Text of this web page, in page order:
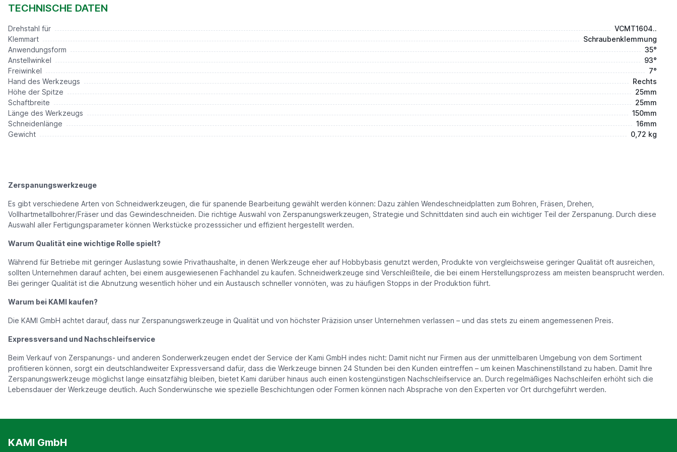
Preis auf Anfrage*
TECHNISCHE DATEN
Drehstahl für
VCMT1604..
Klemmart
Schraubenklemmung
Anwendungsform
35°
Anstellwinkel
93°
Freiwinkel
7°
Hand des Werkzeugs
Rechts
Höhe der Spitze
25mm
Schaftbreite
25mm
Länge des Werkzeugs
150mm
Schneidenlänge
16mm
Gewicht
0,72 kg
Zerspanungswerkzeuge
Es gibt verschiedene Arten von Schneidwerkzeugen, die für spanende Bearbeitung gewählt werden können: Dazu zählen Wendeschneidplatten zum Bohren, Fräsen, Drehen,
Vollhartmetallbohrer/Fräser und das Gewindeschneiden. Die richtige Auswahl von Zerspanungswerkzeugen, Strategie und Schnittdaten sind auch ein wichtiger Teil der Zerspanung. Durch diese
Auswahl aller Fertigungsparameter können Werkstücke prozesssicher und effizient hergestellt werden.
Warum Qualität eine wichtige Rolle spielt?
Während für Betriebe mit geringer Auslastung sowie Privathaushalte, in denen Werkzeuge eher auf Hobbybasis genutzt werden, Produkte von vergleichsweise geringer Qualität oft ausreichen,
sollten Unternehmen darauf achten, bei einem ausgewiesenen Fachhandel zu kaufen. Schneidwerkzeuge sind Verschleißteile, die bei einem Herstellungsprozess am meisten beansprucht werden.
Bei geringer Qualität ist die Abnutzung wesentlich höher und ein Austausch schneller vonnöten, was zu häufigen Stopps in der Produktion führt.
Warum bei KAMI kaufen?
Die KAMI GmbH achtet darauf, dass nur Zerspanungswerkzeuge in Qualität und von höchster Präzision unser Unternehmen verlassen – und das stets zu einem angemessenen Preis.
Expressversand und Nachschleifservice
Beim Verkauf von Zerspanungs- und anderen Sonderwerkzeugen endet der Service der Kami GmbH indes nicht: Damit nicht nur Firmen aus der unmittelbaren Umgebung von dem Sortiment
profitieren können, sorgt ein deutschlandweiter Expressversand dafür, dass die Werkzeuge binnen 24 Stunden bei den Kunden eintreffen – um keinen Maschinenstillstand zu haben. Damit Ihre
Zerspanungswerkzeuge möglichst lange einsatzfähig bleiben, bietet Kami darüber hinaus auch einen kostengünstigen Nachschleifservice an. Durch regelmäßiges Nachschleifen erhöht sich die
Lebensdauer der Werkzeuge deutlich. Auch Sonderwünsche wie spezielle Beschichtungen oder Formen können nach Absprache von den Experten vor Ort durchgeführt werden.
KAMI GmbH